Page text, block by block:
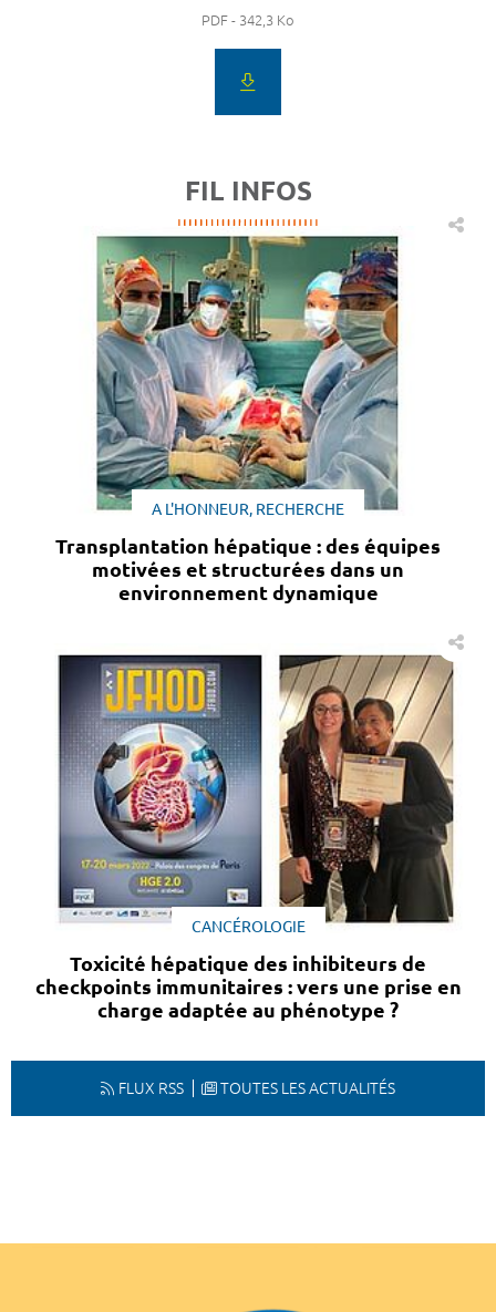
PDF - 342,3 Ko
FIL INFOS
A L'HONNEUR, RECHERCHE
Transplantation hépatique : des équipes
motivées et structurées dans un
environnement dynamique
CANCÉROLOGIE
Toxicité hépatique des inhibiteurs de
checkpoints immunitaires : vers une prise en
charge adaptée au phénotype ?
FLUX RSS TOUTES LES ACTUALITÉS